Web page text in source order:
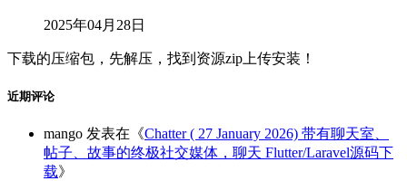
2025年04月28日
下载的压缩包，先解压，找到资源zip上传安装！
近期评论
mango 发表在《Chatter ( 27 January 2026) 带有聊天室、
帖子、故事的终极社交媒体，聊天 Flutter/Laravel源码下
载》